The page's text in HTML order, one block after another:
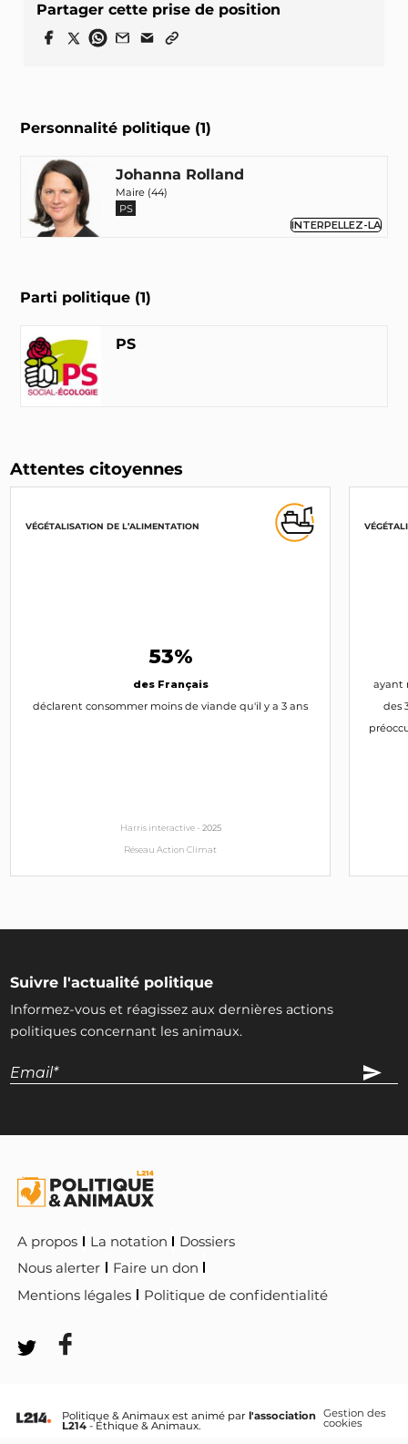
Personnalité politique (1)
Johanna Rolland
Maire (44)
PS
INTERPELLEZ-LA
Parti politique (1)
PS
Partager cette prise de position
Attentes citoyennes
VÉGÉTALISATION DE L’ALIMENTATION
53%
des Français
déclarent consommer moins de viande qu'il y a 3 ans
Harris interactive - 2025
Réseau Action Climat
ayant
des
Suivre l'actualité politique
Informez-vous et réagissez aux dernières actions
politiques concernant les animaux.
A propos La notation
Dossiers
Nous alerter
Faire un don
Mentions légales
Politique de confidentialité
Politique & Animaux est animé parl'association
L214 - Éthique & Animaux.
Gestion des
cookies